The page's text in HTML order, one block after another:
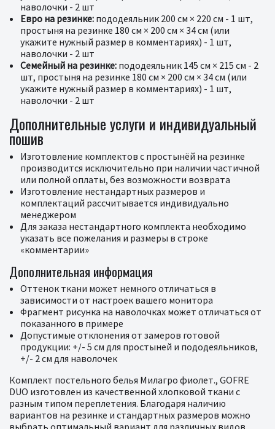
наволочки - 2 шт
Евро на резинке: пододеяльник 200 см × 220 см - 1 шт,
простыня на резинке 180 см × 200 см × 34 см (или
укажите нужный размер в комментариях) - 1 шт,
наволочки - 2 шт
Семейный на резинке: пододеяльник 145 см × 215 см - 2
шт, простыня на резинке 180 см × 200 см × 34 см (или
укажите нужный размер в комментариях) - 1 шт,
наволочки - 2 шт
Дополнительные услуги и индивидуальный
пошив
Изготовление комплектов с простынёй на резинке
производится исключительно при наличии частичной
или полной оплаты, без возможности возврата
Изготовление нестандартных размеров и
комплектаций рассчитывается индивидуально
менеджером
Для заказа нестандартного комплекта необходимо
указать все пожелания и размеры в строке
«комментарии»
Дополнительная информация
Оттенок ткани может немного отличаться в
зависимости от настроек вашего монитора
Фрагмент рисунка на наволочках может отличаться от
показанного в примере
Допустимые отклонения от замеров готовой
продукции: +/- 5 см для простыней и пододеяльников,
+/- 2 см для наволочек
Комплект постельного белья Милагро фиолет., GOFRE
DUO изготовлен из качественной хлопковой ткани с
разным типом переплетения. Благодаря наличию
вариантов на резинке и стандартных размеров можно